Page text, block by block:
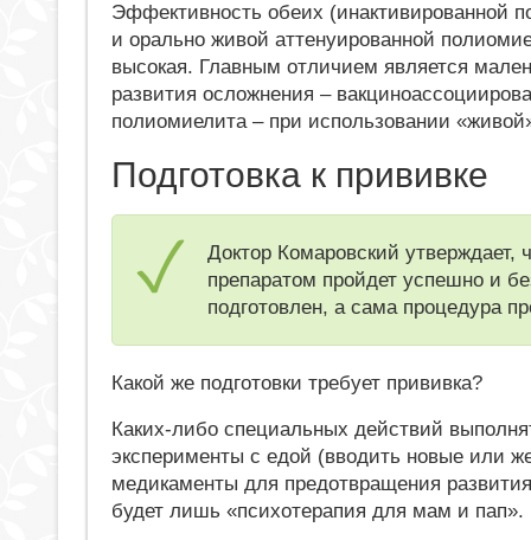
Эффективность обеих (инактивированной
и орально живой аттенуированной
высокая. Главным отличием является
развития осложнения –
полиомиелита – при использовании
Подготовка к прививке
Доктор Комаровский
препаратом пройдет успешно и
подготовлен, а сама процедура
Какой же подготовки требует прививка?
Каких-либо специальных действий
эксперименты с едой (вводить новые или
медикаменты для предотвращения
будет лишь «психотерапия для мам и пап».